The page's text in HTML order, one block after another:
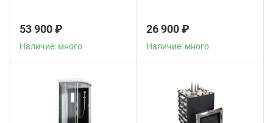
53 900 ₽
Наличие: много
26 900 ₽
Наличие: много